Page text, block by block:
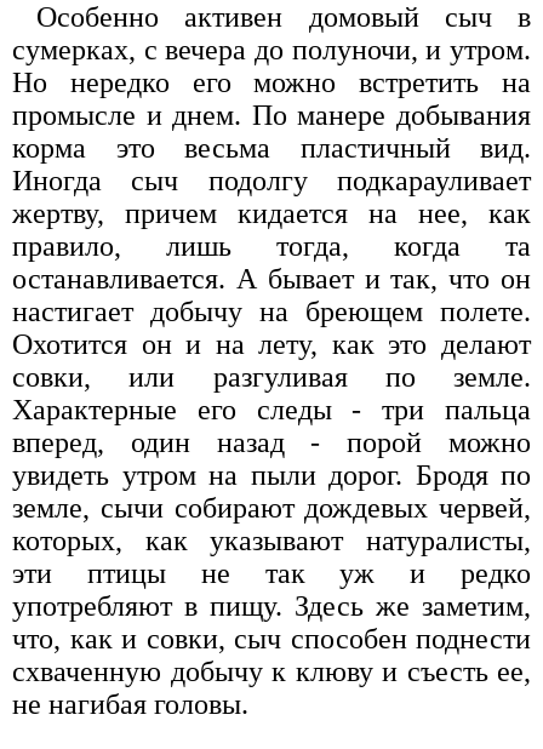
Особенно активен домовый сыч в
сумерках, с вечера до полуночи, и утром.
Но нередко его можно встретить на
промысле и днем. По манере добывания
корма это весьма пластичный вид.
Иногда сыч подолгу подкарауливает
жертву, причем кидается на нее, как
правило, лишь тогда, когда та
останавливается. А бывает и так, что он
настигает добычу на бреющем полете.
Охотится он и на лету, как это делают
совки, или разгуливая по земле.
Характерные его следы - три пальца
вперед, один назад - порой можно
увидеть утром на пыли дорог. Бродя по
земле, сычи собирают дождевых червей,
которых, как указывают натуралисты,
эти птицы не так уж и редко
употребляют в пищу. Здесь же заметим,
что, как и совки, сыч способен поднести
схваченную добычу к клюву и съесть ее,
не нагибая головы.